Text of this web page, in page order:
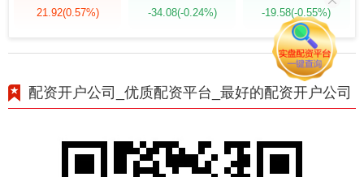
21.92(0.57%) -34.08(-0.24%) -19.58(-0.55%)
配资开户公司_优质配资平台_最好的配资开户公司